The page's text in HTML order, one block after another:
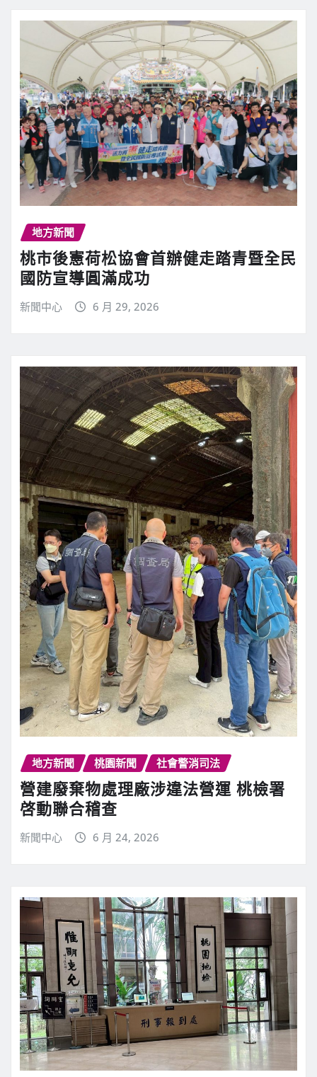
地方新聞
桃市後憲荷松協會首辦健走踏青暨全民
國防宣導圓滿成功
新聞中心 6 月 29, 2026
地方新聞 桃園新聞 社會警消司法
營建廢棄物處理廠涉違法營運 桃檢署
啓動聯合稽查
新聞中心 6 月 24, 2026